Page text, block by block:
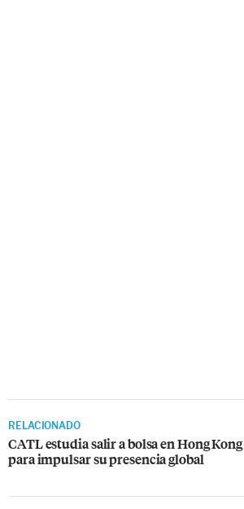
RELACIONADO
CATL estudia salir a bolsa en Hong Kong
para impulsar su presencia global